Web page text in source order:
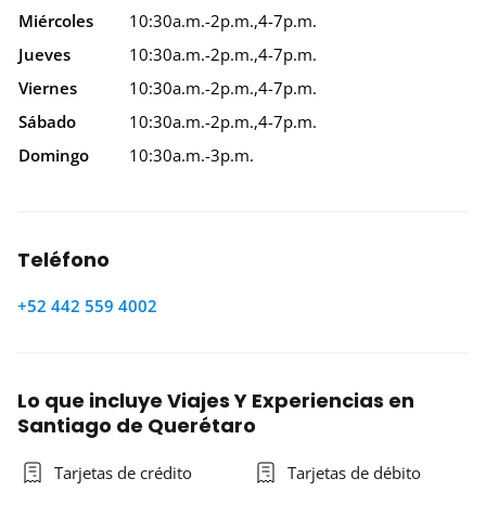
Miércoles
10:30a.m.-2p.m.,4-7p.m.
Jueves
10:30a.m.-2p.m.,4-7p.m.
Viernes
10:30a.m.-2p.m.,4-7p.m.
Sábado
10:30a.m.-2p.m.,4-7p.m.
Domingo
10:30a.m.-3p.m.
Teléfono
+52 442 559 4002
Lo que incluye Viajes Y Experiencias en
Santiago de Querétaro
Tarjetas de crédito Tarjetas de débito